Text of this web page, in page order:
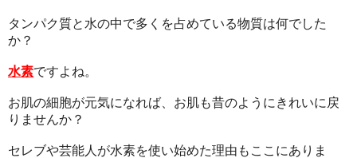
タンパク質と水の中で多くを占めている物質は何でした
か？
水素ですよね。
お肌の細胞が元気になれば、お肌も昔のようにきれいに戻
りませんか？
セレブや芸能人が水素を使い始めた理由もここにありま